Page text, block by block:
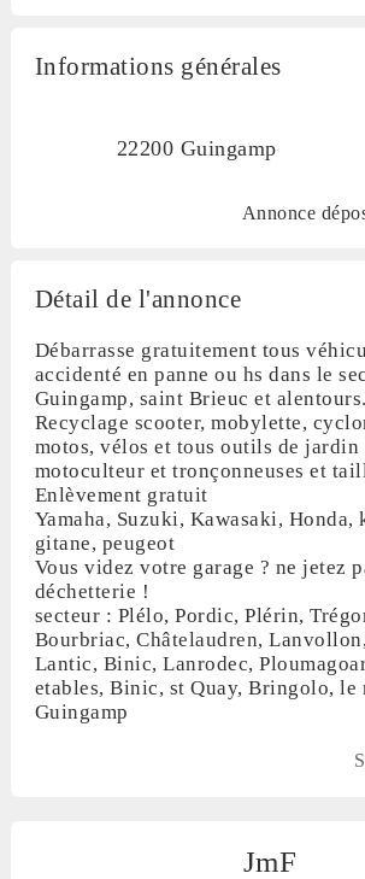
Informations générales
22200 Guingamp
Annonce
Détail de l'annonce
Débarrasse gratuitement tous
accidenté en panne ou hs dans le
Guingamp, saint Brieuc et alentours.
Recyclage scooter, mobylette,
motos, vélos et tous outils de jardin
motoculteur et tronçonneuses et
Enlèvement gratuit
Yamaha, Suzuki, Kawasaki,
gitane, peugeot
Vous videz votre garage ? ne jetez
déchetterie !
secteur : Plélo, Pordic, Plérin,
Bourbriac, Châtelaudren,
Lantic, Binic, Lanrodec,
etables, Binic, st Quay, Bringolo, le
Guingamp
JmF